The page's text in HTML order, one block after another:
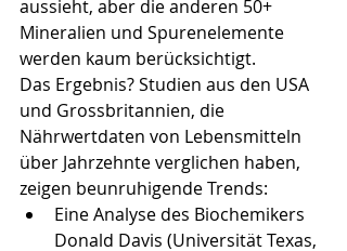
aussieht, aber die anderen 50+
Mineralien und Spurenelemente
werden kaum berücksichtigt.
Das Ergebnis? Studien aus den USA
und Grossbritannien, die
Nährwertdaten von Lebensmitteln
über Jahrzehnte verglichen haben,
zeigen beunruhigende Trends:
Eine Analyse des Biochemikers
Donald Davis (Universität Texas,